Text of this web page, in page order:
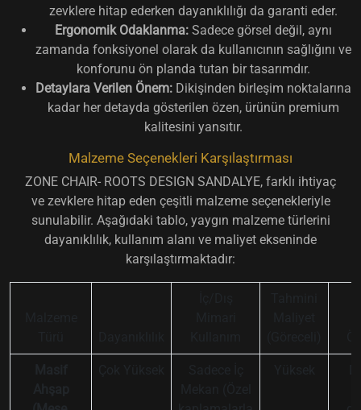
zevklere hitap ederken dayanıklılığı da garanti eder.
Ergonomik Odaklanma: Sadece görsel değil, aynı
zamanda fonksiyonel olarak da kullanıcının sağlığını ve
konforunu ön planda tutan bir tasarımdır.
Detaylara Verilen Önem: Dikişinden birleşim noktalarına
kadar her detayda gösterilen özen, ürünün premium
kalitesini yansıtır.
Malzeme Seçenekleri Karşılaştırması
ZONE CHAIR- ROOTS DESIGN SANDALYE, farklı ihtiyaç
ve zevklere hitap eden çeşitli malzeme seçenekleriyle
sunulabilir. Aşağıdaki tablo, yaygın malzeme türlerini
dayanıklılık, kullanım alanı ve maliyet ekseninde
karşılaştırmaktadır: